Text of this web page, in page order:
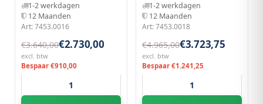
1-2 werkdagen
12 Maanden
Art: 7453.0016
€3.640,00€2.730,00
excl. btw
Bespaar €910,00
1-2 werkdagen
12 Maanden
Art: 7453.0018
€4.965,00€3.723,75
excl. btw
Bespaar €1.241,25